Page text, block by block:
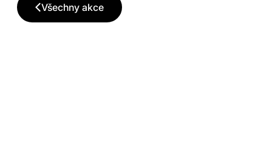
Všechny akce